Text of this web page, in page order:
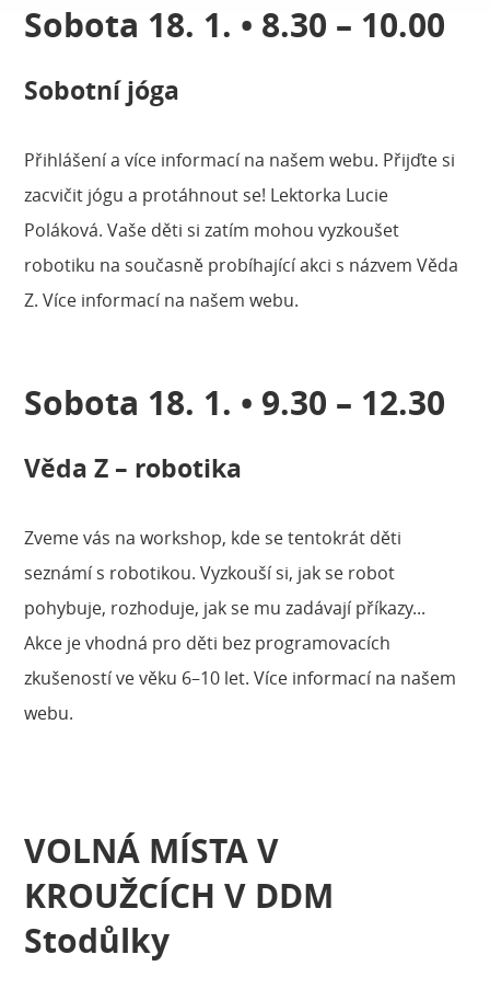
Sobota 18. 1. • 8.30 – 10.00
Sobotní jóga
Přihlášení a více informací na našem webu. Přijďte si
zacvičit jógu a protáhnout se! Lektorka Lucie
Poláková. Vaše děti si zatím mohou vyzkoušet
robotiku na současně probíhající akci s názvem Věda
Z. Více informací na našem webu.
Sobota 18. 1. • 9.30 – 12.30
Věda Z – robotika
Zveme vás na workshop, kde se tentokrát děti
seznámí s robotikou. Vyzkouší si, jak se robot
pohybuje, rozhoduje, jak se mu zadávají příkazy...
Akce je vhodná pro děti bez programovacích
zkušeností ve věku 6–10 let. Více informací na našem
webu.
VOLNÁ MÍSTA V
KROUŽCÍCH V DDM
Stodůlky